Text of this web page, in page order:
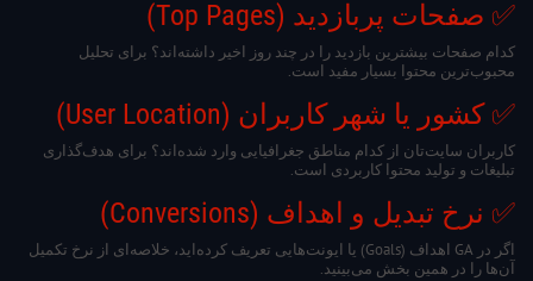
✅ صفحات پربازدید (Top Pages)
کدام صفحات بیشترین بازدید را در چند روز اخیر داشته‌اند؟ برای تحلیل
محبوب‌ترین محتوا بسیار مفید است.
✅ کشور یا شهر کاربران (User Location)
کاربران سایت‌تان از کدام مناطق جغرافیایی وارد شده‌اند؟ برای هدف‌گذاری
تبلیغات و تولید محتوا کاربردی است.
✅ نرخ تبدیل و اهداف (Conversions)
اگر در GA اهداف (Goals) یا ایونت‌هایی تعریف کرده‌اید، خلاصه‌ای از نرخ تکمیل
آن‌ها را در همین بخش می‌بینید.